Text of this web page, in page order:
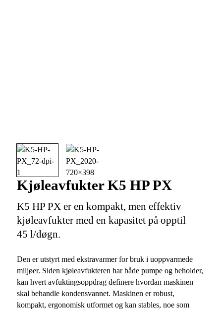
Kjøleavfukter K5 HP PX
K5 HP PX er en kompakt, men effektiv
kjøleavfukter med en kapasitet på opptil
45 l/døgn.
Den er utstyrt med ekstravarmer for bruk i uoppvarmede
miljøer. Siden kjøleavfukteren har både pumpe og beholder,
kan hvert avfuktingsoppdrag definere hvordan maskinen
skal behandle kondensvannet. Maskinen er robust,
kompakt, ergonomisk utformet og kan stables, noe som